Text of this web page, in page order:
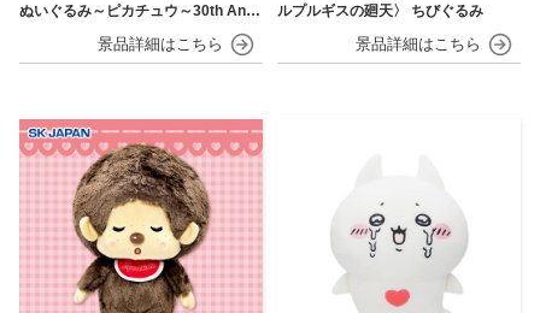
ぬいぐるみ～ピカチュウ～30th Anni
ルプルギスの廻天〉 ちびぐるみ